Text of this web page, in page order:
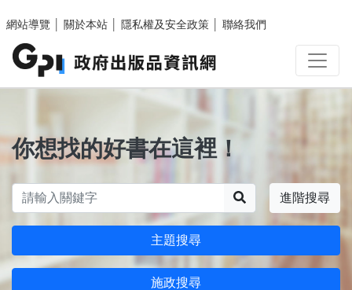
網站導覽
關於本站 隱私權及安全政策 聯絡我們
你想找的好書在這裡！
進階搜尋
主題搜尋
施政搜尋